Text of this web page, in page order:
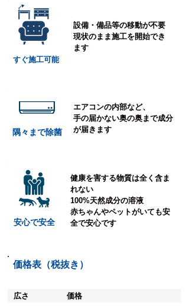
すぐ施工可能
設備・備品等の移動が不要
現状のまま施工を開始でき
ます
隅々まで除菌
エアコンの内部など、
手の届かない奥の奥まで成分
が届きます
安心で安全
健康を害する物質は全く含ま
れない
100%天然成分の溶液
赤ちゃんやペットがいても安
全で安心です
価格表（税抜き）
広さ 価格